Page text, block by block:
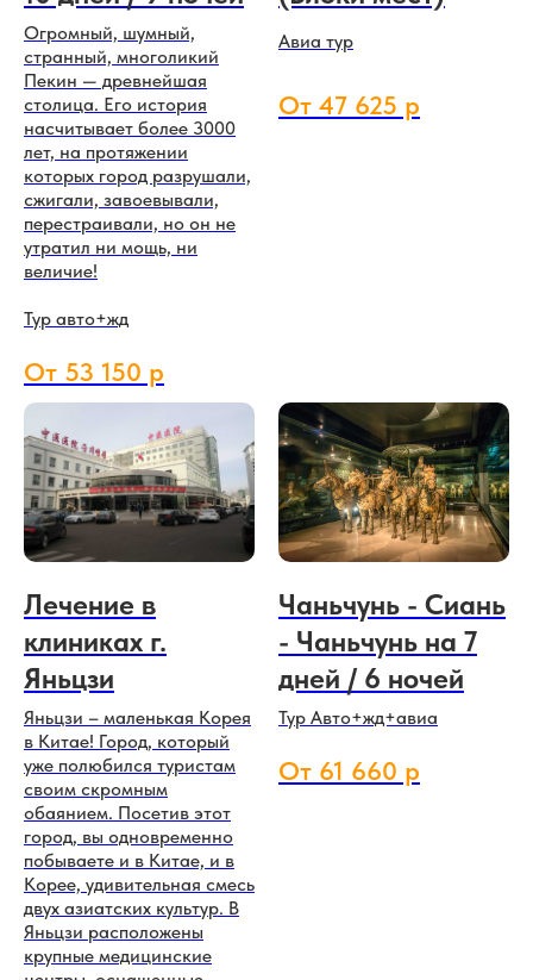
Огромный, шумный,
странный, многоликий
Пекин — древнейшая
столица. Его история
насчитывает более 3000
лет, на протяжении
которых город разрушали,
сжигали, завоевывали,
перестраивали, но он не
утратил ни мощь, ни
величие!
Тур авто+жд
От 53 150 р
Авиа тур
От 47 625 р
Лечение в
клиниках г.
Яньцзи
Яньцзи – маленькая Корея
в Китае! Город, который
уже полюбился туристам
своим скромным
обаянием. Посетив этот
город, вы одновременно
побываете и в Китае, и в
Корее, удивительная смесь
двух азиатских культур. В
Яньцзи расположены
крупные медицинские
Чаньчунь - Сиань
- Чаньчунь на 7
дней / 6 ночей
Тур Авто+жд+авиа
От 61 660 р